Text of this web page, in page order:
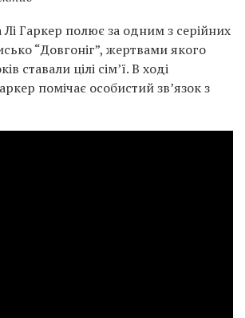
Лі Гаркер полює за одним з серійних
“Довгоніг”, жертвами якого
ставали цілі сім’ї. В ході
помічає особистий зв’язок з